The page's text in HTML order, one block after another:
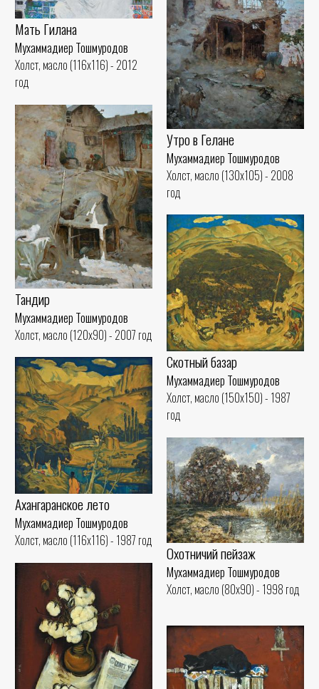
Мать Гилана
Мухаммадиер Тошмуродов
Холст, масло (116x116) - 2012
год
Утро в Гелане
Мухаммадиер Тошмуродов
Холст, масло (130x105) - 2008
год
Тандир
Мухаммадиер Тошмуродов
Холст, масло (120x90) - 2007 год
Скотный базар
Мухаммадиер Тошмуродов
Холст, масло (150x150) - 1987
год
Ахангаранское лето
Мухаммадиер Тошмуродов
Холст, масло (116x116) - 1987 год
Охотничий пейзаж
Мухаммадиер Тошмуродов
Холст, масло (80x90) - 1998 год